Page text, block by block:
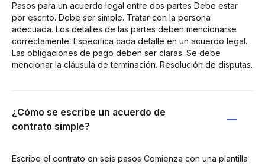
Pasos para un acuerdo legal entre dos partes Debe estar
por escrito. Debe ser simple. Tratar con la persona
adecuada. Los detalles de las partes deben mencionarse
correctamente. Especifica cada detalle en un acuerdo legal.
Las obligaciones de pago deben ser claras. Se debe
mencionar la cláusula de terminación. Resolución de disputas.
¿Cómo se escribe un acuerdo de
contrato simple?
Escribe el contrato en seis pasos Comienza con una plantilla